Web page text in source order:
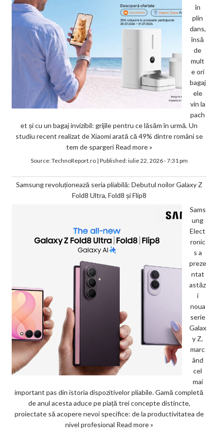
în
plin
dans,
însă
de
mult
e ori
bagaj
ele
vin la
pach
et și cu un bagaj invizibil: grijile pentru ce lăsăm în urmă. Un
studiu recent realizat de Xiaomi arată că 49% dintre români se
tem de spargeri Read more »
Source:TechnoReport.ro| Published:iulie 22, 2026 - 7:31 pm
Samsung revoluționează seria pliabilă: Debutul noilor Galaxy Z
Fold8 Ultra, Fold8 și Flip8
Sams
ung
Elect
ronic
s a
preze
ntat
astăz
i
noua
serie
Galax
y Z,
marc
ând
cel
mai
important pas din istoria dispozitivelor pliabile. Gamă completă
de anul acesta aduce pe piață trei concepte distincte,
proiectate să acopere nevoi specifice: de la productivitatea de
nivel profesional Read more »